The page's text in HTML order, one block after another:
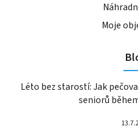
Moje
Léto bez starostí: Jak
seniorů